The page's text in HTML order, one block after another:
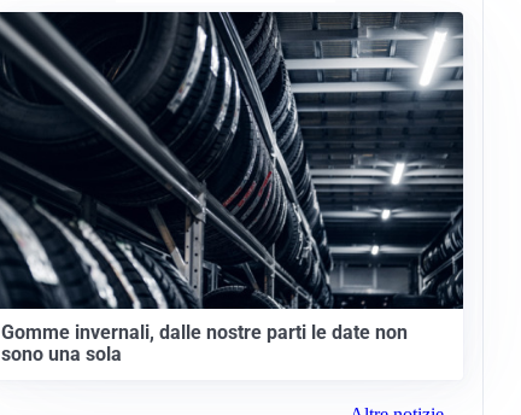
Gomme invernali, dalle nostre parti le date non
sono una sola